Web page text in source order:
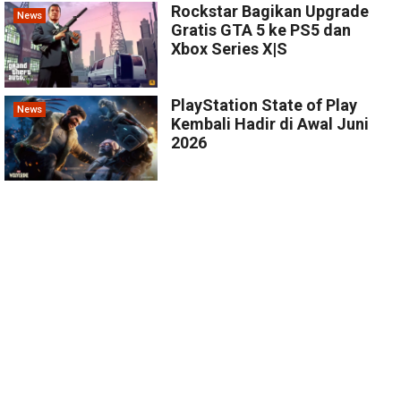
News
Rockstar Bagikan Upgrade
Gratis GTA 5 ke PS5 dan
Xbox Series X|S
News
PlayStation State of Play
Kembali Hadir di Awal Juni
2026